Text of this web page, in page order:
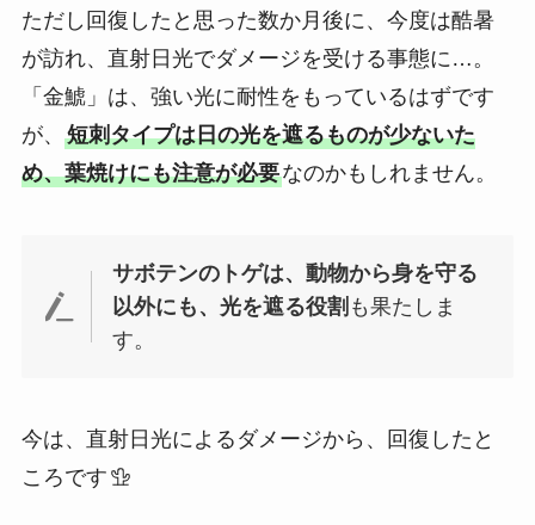
ただし回復したと思った数か月後に、今度は酷暑
が訪れ、直射日光でダメージを受ける事態に…。
「金鯱」は、強い光に耐性をもっているはずです
が、 短刺タイプは日の光を遮るものが少ないた
め、葉焼けにも注意が必要なのかもしれません。
サボテンのトゲは、動物から身を守る
以外にも、光を遮る役割 も果たしま
す。
今は、直射日光によるダメージから、回復したと
ころです